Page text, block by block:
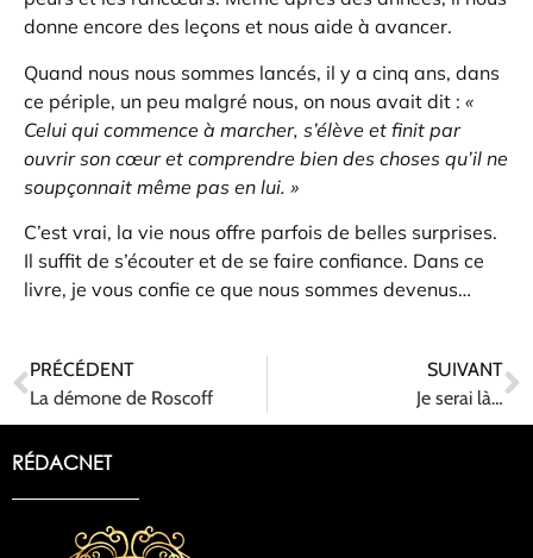
donne encore des leçons et nous aide à avancer.
Quand nous nous sommes lancés, il y a cinq ans, dans
ce périple, un peu malgré nous, on nous avait dit : «
Celui qui commence à marcher, s’élève et finit par
ouvrir son cœur et comprendre bien des choses qu’il ne
soupçonnait même pas en lui. »
C’est vrai, la vie nous offre parfois de belles surprises.
Il suffit de s’écouter et de se faire confiance. Dans ce
livre, je vous confie ce que nous sommes devenus…
PRÉCÉDENT
La démone de Roscoff
SUIVANT
Je serai là…
RÉDACNET